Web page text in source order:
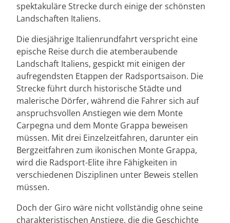
spektakuläre Strecke durch einige der schönsten
Landschaften Italiens.
Die diesjährige Italienrundfahrt verspricht eine
epische Reise durch die atemberaubende
Landschaft Italiens, gespickt mit einigen der
aufregendsten Etappen der Radsportsaison. Die
Strecke führt durch historische Städte und
malerische Dörfer, während die Fahrer sich auf
anspruchsvollen Anstiegen wie dem Monte
Carpegna und dem Monte Grappa beweisen
müssen. Mit drei Einzelzeitfahren, darunter ein
Bergzeitfahren zum ikonischen Monte Grappa,
wird die Radsport-Elite ihre Fähigkeiten in
verschiedenen Disziplinen unter Beweis stellen
müssen.
Doch der Giro wäre nicht vollständig ohne seine
charakteristischen Anstiege, die die Geschichte